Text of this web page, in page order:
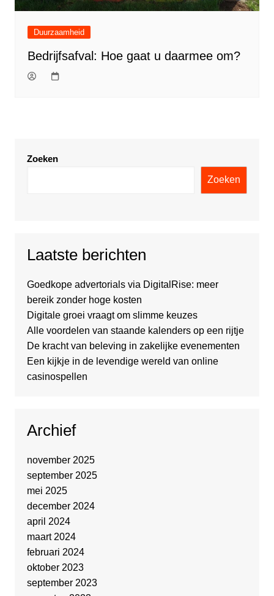
Duurzaamheid
Bedrijfsafval: Hoe gaat u daarmee om?
Zoeken
Zoeken
Laatste berichten
Goedkope advertorials via DigitalRise: meer
bereik zonder hoge kosten
Digitale groei vraagt om slimme keuzes
Alle voordelen van staande kalenders op een rijtje
De kracht van beleving in zakelijke evenementen
Een kijkje in de levendige wereld van online
casinospellen
Archief
november 2025
september 2025
mei 2025
december 2024
april 2024
maart 2024
februari 2024
oktober 2023
september 2023